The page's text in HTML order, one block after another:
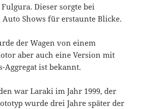
Dieser sorgte bei
Shows für erstaunte Blicke.
der Wagen von einem
aber auch eine Version mit
Aggregat ist bekannt.
war Laraki im Jahr 1999, der
wurde drei Jahre später der